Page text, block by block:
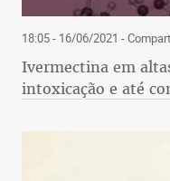
18:05 - 16/06/2021 -
Ivermectina em
intoxicação e até